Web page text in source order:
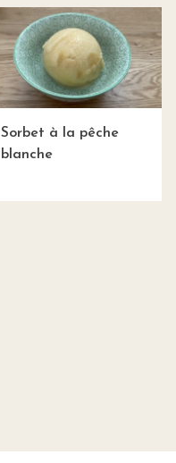
Sorbet à la pêche
blanche